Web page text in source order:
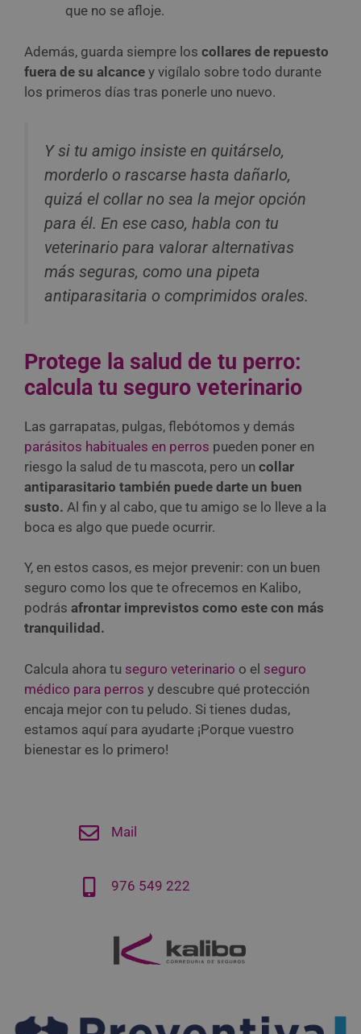
que no se afloje.
Además, guarda siempre los collares de repuesto
fuera de su alcance y vigílalo sobre todo durante
los primeros días tras ponerle uno nuevo.
Y si tu amigo insiste en quitárselo,
morderlo o rascarse hasta dañarlo,
quizá el collar no sea la mejor opción
para él. En ese caso, habla con tu
veterinario para valorar alternativas
más seguras, como una pipeta
antiparasitaria o comprimidos orales.
Protege la salud de tu perro:
calcula tu seguro veterinario
Las garrapatas, pulgas, flebótomos y demás
parásitos habituales en perros pueden poner en
riesgo la salud de tu mascota, pero un collar
antiparasitario también puede darte un buen
susto. Al fin y al cabo, que tu amigo se lo lleve a la
boca es algo que puede ocurrir.
Y, en estos casos, es mejor prevenir: con un buen
seguro como los que te ofrecemos en Kalibo,
podrás afrontar imprevistos como este con más
tranquilidad.
Calcula ahora tu seguro veterinario o el seguro
médico para perros y descubre qué protección
encaja mejor con tu peludo. Si tienes dudas,
estamos aquí para ayudarte ¡Porque vuestro
bienestar es lo primero!
Mail
976 549 222